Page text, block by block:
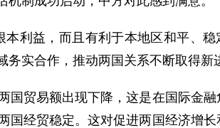
利益，而且有利于本地区和平、稳
实合作，推动两国关系不断取得新
贸易额出现下降，这是在国际金融
国经贸稳定。这对促进两国经济增长